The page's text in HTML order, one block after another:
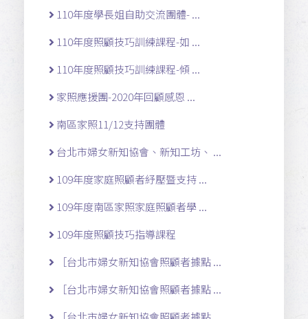
110年度學長姐自助交流團體- ...
110年度照顧技巧訓練課程-如 ...
110年度照顧技巧訓練課程-傾 ...
家照應援團-2020年回顧感恩 ...
南區家照11/12支持團體
台北市婦女新知協會、新知工坊、 ...
109年度家庭照顧者紓壓暨支持 ...
109年度南區家照家庭照顧者學 ...
109年度照顧技巧指導課程
［台北市婦女新知協會照顧者據點 ...
［台北市婦女新知協會照顧者據點 ...